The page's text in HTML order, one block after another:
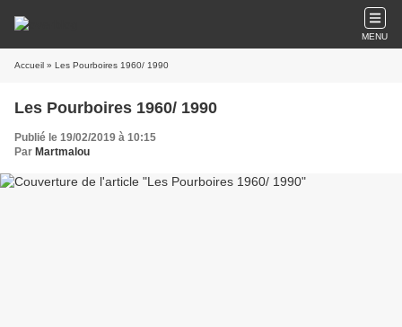
MENU
Accueil » Les Pourboires 1960/ 1990
Les Pourboires 1960/ 1990
Publié le 19/02/2019 à 10:15
Par Martmalou